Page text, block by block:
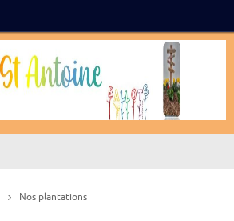
Nos plantations